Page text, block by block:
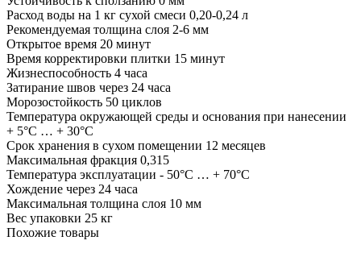
Расход воды на 1 кг сухой смеси 0,20-0,24 л
Рекомендуемая толщина слоя 2-6 мм
Открытое время 20 минут
Время корректировки плитки 15 минут
Жизнеспособность 4 часа
Затирание швов через 24 часа
Морозостойкость 50 циклов
Температура окружающей среды и основания при нанесении
+ 5°С … + 30°С
Срок хранения в сухом помещении 12 месяцев
Максимальная фракция 0,315
Температура эксплуатации - 50°С … + 70°С
Хождение через 24 часа
Максимальная толщина слоя 10 мм
Вес упаковки 25 кг
Похожие товары